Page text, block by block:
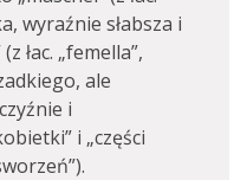
wyraźnie słabsza i
łac. „femella”,
ale
i
i „części